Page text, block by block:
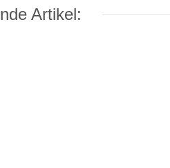
Artikel: